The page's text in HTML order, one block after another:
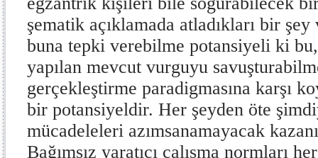
şematik açıklamada atladıkları bir şey
buna tepki verebilme potansiyeli ki bu,
yapılan mevcut vurguyu
gerçekleştirme paradigmasına karşı
bir potansiyeldir. Her şeyden öte
mücadeleleri azımsanamayacak
Bağımsız yaratıcı çalışma normları